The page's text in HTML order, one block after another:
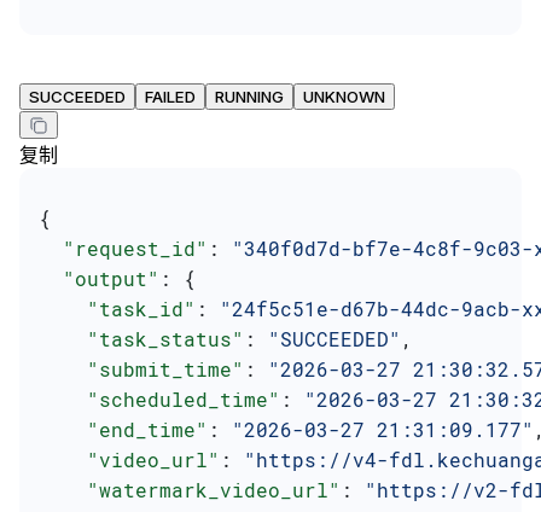
SUCCEEDED FAILED RUNNING UNKNOWN
复制
{
  "request_id"
: "340f0d7d-bf7e-4c8f-9c03-
  "output"
: {
    "task_id"
: "24f5c51e-d67b-44dc-9acb-
    "task_status"
: "SUCCEEDED" ,
    "submit_time"
: "2026-03-27
    "scheduled_time"
: "2026-03-27
    "end_time"
: "2026-03-27 21:31:09.177"
    "video_url"
: "https://v4-
    "watermark_video_url"
: "https://v2-